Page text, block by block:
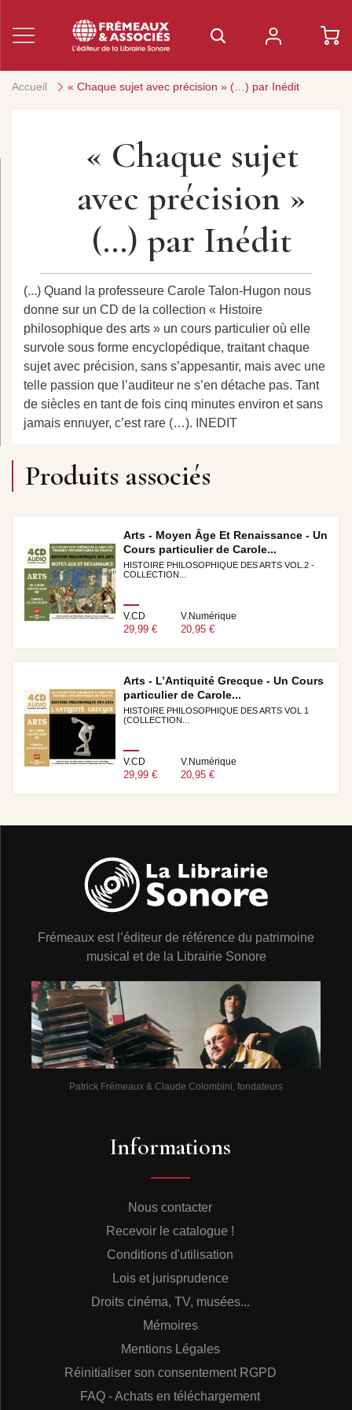
Accueil « Chaque sujet avec précision » (…) par Inédit
« Chaque sujet
avec précision »
(…) par Inédit
(...) Quand la professeure Carole Talon-Hugon nous
donne sur un CD de la collection « Histoire
philosophique des arts » un cours particulier où elle
survole sous forme encyclopédique, traitant chaque
sujet avec précision, sans s’appesantir, mais avec une
telle passion que l’auditeur ne s’en détache pas. Tant
de siècles en tant de fois cinq minutes environ et sans
jamais ennuyer, c’est rare (…). INEDIT
Produits associés
Arts - Moyen Âge Et Renaissance - Un
Cours particulier de Carole...
HISTOIRE PHILOSOPHIQUE DES ARTS VOL.2 -
COLLECTION...
V.CD
29,99 €
V.Numérique
20,95 €
Arts - L’Antiquité Grecque - Un Cours
particulier de Carole...
HISTOIRE PHILOSOPHIQUE DES ARTS VOL 1
(COLLECTION...
V.CD
29,99 €
V.Numérique
20,95 €
Frémeaux est l’éditeur de référence du patrimoine
musical et de la Librairie Sonore
Patrick Frémeaux & Claude Colombini, fondateurs
Informations
Nous contacter
Recevoir le catalogue !
Conditions d'utilisation
Lois et jurisprudence
Droits cinéma, TV, musées...
Mémoires
Mentions Légales
Réinitialiser son consentement RGPD
FAQ - Achats en téléchargement